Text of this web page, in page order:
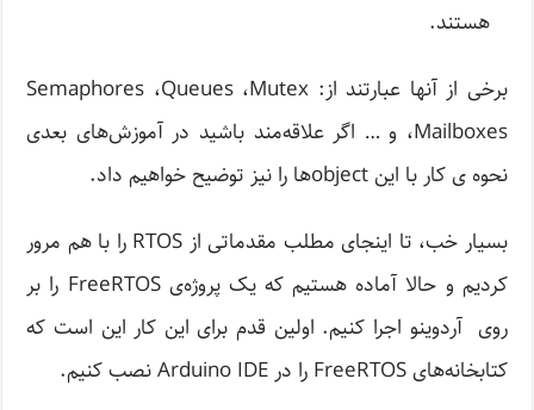
هستند.
برخی از آنها عبارتند از: Semaphores ،Queues ،Mutex
،Mailboxes و … اگر علاقه‌مند باشید در آموزش‌های بعدی
نحوه ی کار با این object‌ها را نیز توضیح خواهیم داد.
بسیار خب، تا اینجای مطلب مقدماتی از RTOS را با هم مرور
کردیم و حالا آماده هستیم که یک پروژه‌ی FreeRTOS را بر
روی آردوینو اجرا کنیم. اولین قدم برای این کار این است که
کتابخانه‌های FreeRTOS را در Arduino IDE نصب کنیم.